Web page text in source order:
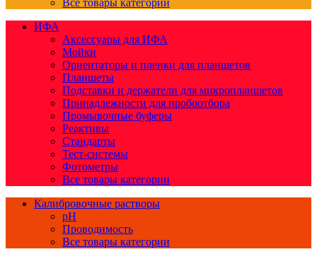
Все товары категории
ИФА
Аксессуары для ИФА
Мойки
Ориентаторы и пленки для планшетов
Планшеты
Подставки и держатели для микропланшетов
Принадлежности для пробоотбора
Промывочные буферы
Реактивы
Стандарты
Тест-системы
Фотометры
Все товары категории
Калибровочные растворы
pH
Проводимость
Все товары категории